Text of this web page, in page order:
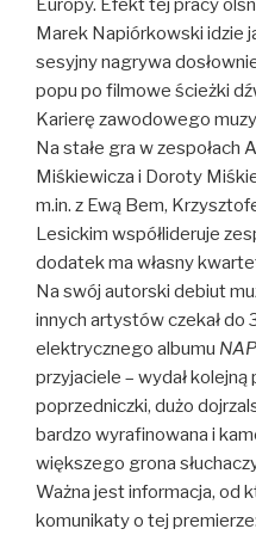
Europy. Efekt tej pracy
Marek Napiórkowski idzie
sesyjny nagrywa
popu po filmowe ścieżki
Karierę zawodowego
Na stałe gra w zespołach
Miśkiewicza i Doroty
m.in. z Ewą Bem,
Lesickim współlideruje
dodatek ma własny
Na swój autorski debiut
innych artystów czekał do
elektrycznego albumu NAP
przyjaciele – wydał kolejną
poprzedniczki, dużo
bardzo wyrafinowana i
większego grona
Ważna jest informacja, od
komunikaty o tej